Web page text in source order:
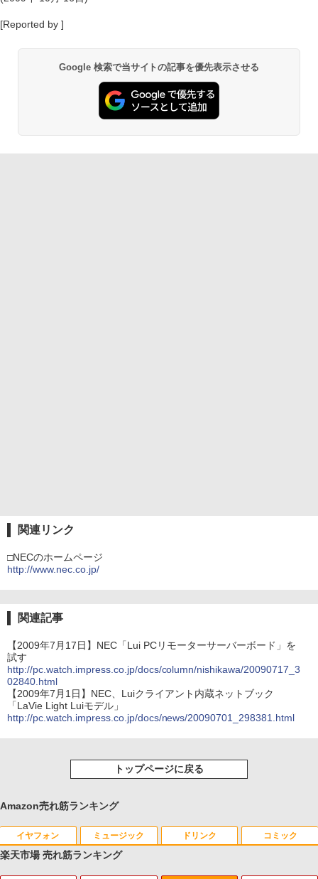
[Reported by ]
Google 検索で当サイトの記事を優先表示させる
関連リンク
□NECのホームページ
http://www.nec.co.jp/
関連記事
【2009年7月17日】NEC「Lui PCリモーターサーバーボード」を
試す
http://pc.watch.impress.co.jp/docs/column/nishikawa/20090717_3
02840.html
【2009年7月1日】NEC、Luiクライアント内蔵ネットブック
「LaVie Light Luiモデル」
http://pc.watch.impress.co.jp/docs/news/20090701_298381.html
トップページに戻る
Amazon売れ筋ランキング
イヤフォン ミュージック ドリンク コミック
楽天市場 売れ筋ランキング